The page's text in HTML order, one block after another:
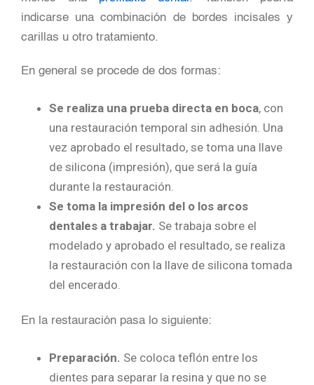
indicarse una combinación de bordes incisales y
carillas u otro tratamiento.
En general se procede de dos formas:
Se realiza una prueba directa en boca, con
una restauración temporal sin adhesión. Una
vez aprobado el resultado, se toma una llave
de silicona (impresión), que será la guía
durante la restauración.
Se toma la impresión del o los arcos
dentales a trabajar. Se trabaja sobre el
modelado y aprobado el resultado, se realiza
la restauración con la llave de silicona tomada
del encerado.
En la restauración pasa lo siguiente:
Preparación. Se coloca teflón entre los
dientes para separar la resina y que no se